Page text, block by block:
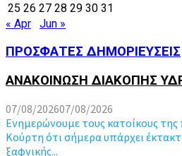
25 26 27 28 29 30 31
« Apr
Jun »
ΠΡΟΣΦΑΤΕΣ ΔΗΜΟΡΙΕΥΣΕΙΣ
ΑΝΑΚΟΙΝΩΣΗ ΔΙΑΚΟΠΗΣ
07/08/202607/08/2026
Ενημερώνουμε τους κατοίκους
Κούρτη ότι σήμερα υπάρχει
ξαφνικής...